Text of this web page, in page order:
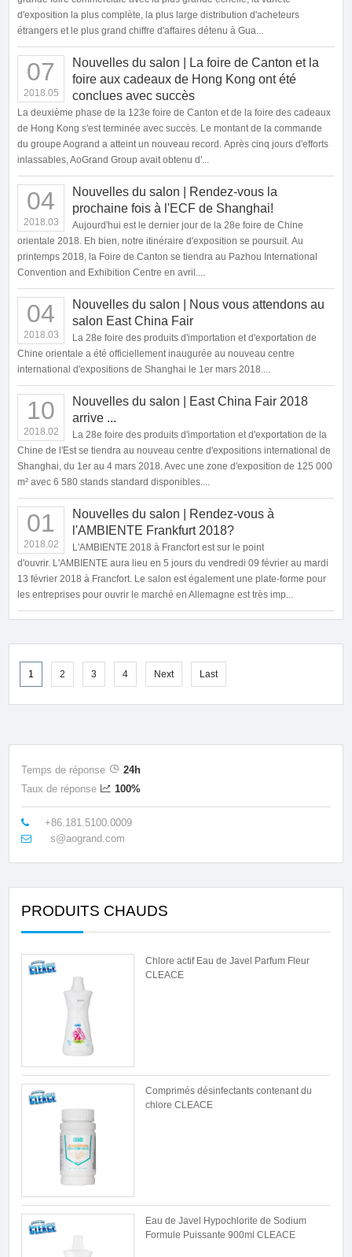
d'exposition la plus complète, la plus large distribution d'acheteurs
étrangers et le plus grand chiffre d'affaires détenu à Gua...
07
2018.05
Nouvelles du salon | La foire de Canton et la
foire aux cadeaux de Hong Kong ont été
conclues avec succès
La deuxième phase de la 123e foire de Canton et de la foire des cadeaux
de Hong Kong s'est terminée avec succès. Le montant de la commande
du groupe Aogrand a atteint un nouveau record. Après cinq jours d'efforts
inlassables, AoGrand Group avait obtenu d'...
04
2018.03
Nouvelles du salon | Rendez-vous la
prochaine fois à l'ECF de Shanghai!
Aujourd'hui est le dernier jour de la 28e foire de Chine
orientale 2018. Eh bien, notre itinéraire d'exposition se poursuit. Au
printemps 2018, la Foire de Canton se tiendra au Pazhou International
Convention and Exhibition Centre en avril....
04
2018.03
Nouvelles du salon | Nous vous attendons au
salon East China Fair
La 28e foire des produits d'importation et d'exportation de
Chine orientale a été officiellement inaugurée au nouveau centre
international d'expositions de Shanghai le 1er mars 2018....
10
2018.02
Nouvelles du salon | East China Fair 2018
arrive ...
La 28e foire des produits d'importation et d'exportation de la
Chine de l'Est se tiendra au nouveau centre d'expositions international de
Shanghai, du 1er au 4 mars 2018. Avec une zone d'exposition de 125 000
m² avec 6 580 stands standard disponibles....
01
2018.02
Nouvelles du salon | Rendez-vous à
l'AMBIENTE Frankfurt 2018?
L'AMBIENTE 2018 à Francfort est sur le point
d'ouvrir. L'AMBIENTE aura lieu en 5 jours du vendredi 09 février au mardi
13 février 2018 à Francfort. Le salon est également une plate-forme pour
les entreprises pour ouvrir le marché en Allemagne est très imp...
1 2 3 4 Next Last
Temps de réponse
24h
Taux de réponse
100%
+86.181.5100.0009
s@aogrand.com
PRODUITS CHAUDS
Chlore actif Eau de Javel Parfum Fleur
CLEACE
Comprimés désinfectants contenant du
chlore CLEACE
Eau de Javel Hypochlorite de Sodium
Formule Puissante 900ml CLEACE